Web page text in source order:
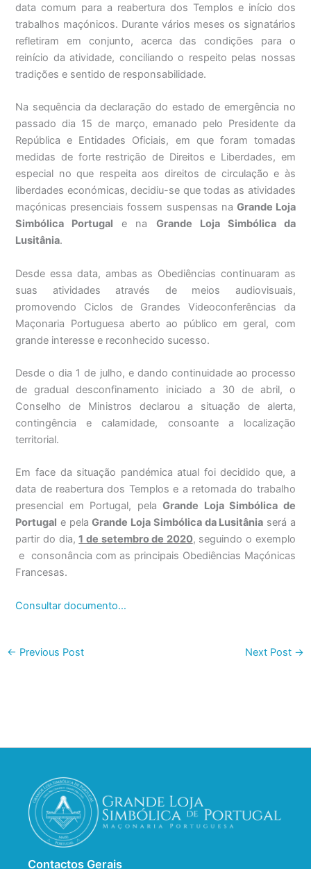
data comum para a reabertura dos Templos e início dos
trabalhos maçónicos. Durante vários meses os signatários
refletiram em conjunto, acerca das condições para o
reinício da atividade, conciliando o respeito pelas nossas
tradições e sentido de responsabilidade.
Na sequência da declaração do estado de emergência no
passado dia 15 de março, emanado pelo Presidente da
República e Entidades Oficiais, em que foram tomadas
medidas de forte restrição de Direitos e Liberdades, em
especial no que respeita aos direitos de circulação e às
liberdades económicas, decidiu-se que todas as atividades
maçónicas presenciais fossem suspensas na Grande Loja
Simbólica Portugal e na Grande Loja Simbólica da
Lusitânia.
Desde essa data, ambas as Obediências continuaram as
suas atividades através de meios audiovisuais,
promovendo Ciclos de Grandes Videoconferências da
Maçonaria Portuguesa aberto ao público em geral, com
grande interesse e reconhecido sucesso.
Desde o dia 1 de julho, e dando continuidade ao processo
de gradual desconfinamento iniciado a 30 de abril, o
Conselho de Ministros declarou a situação de alerta,
contingência e calamidade, consoante a localização
territorial.
Em face da situação pandémica atual foi decidido que, a
data de reabertura dos Templos e a retomada do trabalho
presencial em Portugal, pelaGrande Loja Simbólica de
Portugal e pelaGrande Loja Simbólica da Lusitânia será a
partir do dia,1 de setembro de 2020, seguindo o exemplo
e consonância com as principais Obediências Maçónicas
Francesas.
Consultar documento…
← Previous Post Next Post →
Contactos Gerais